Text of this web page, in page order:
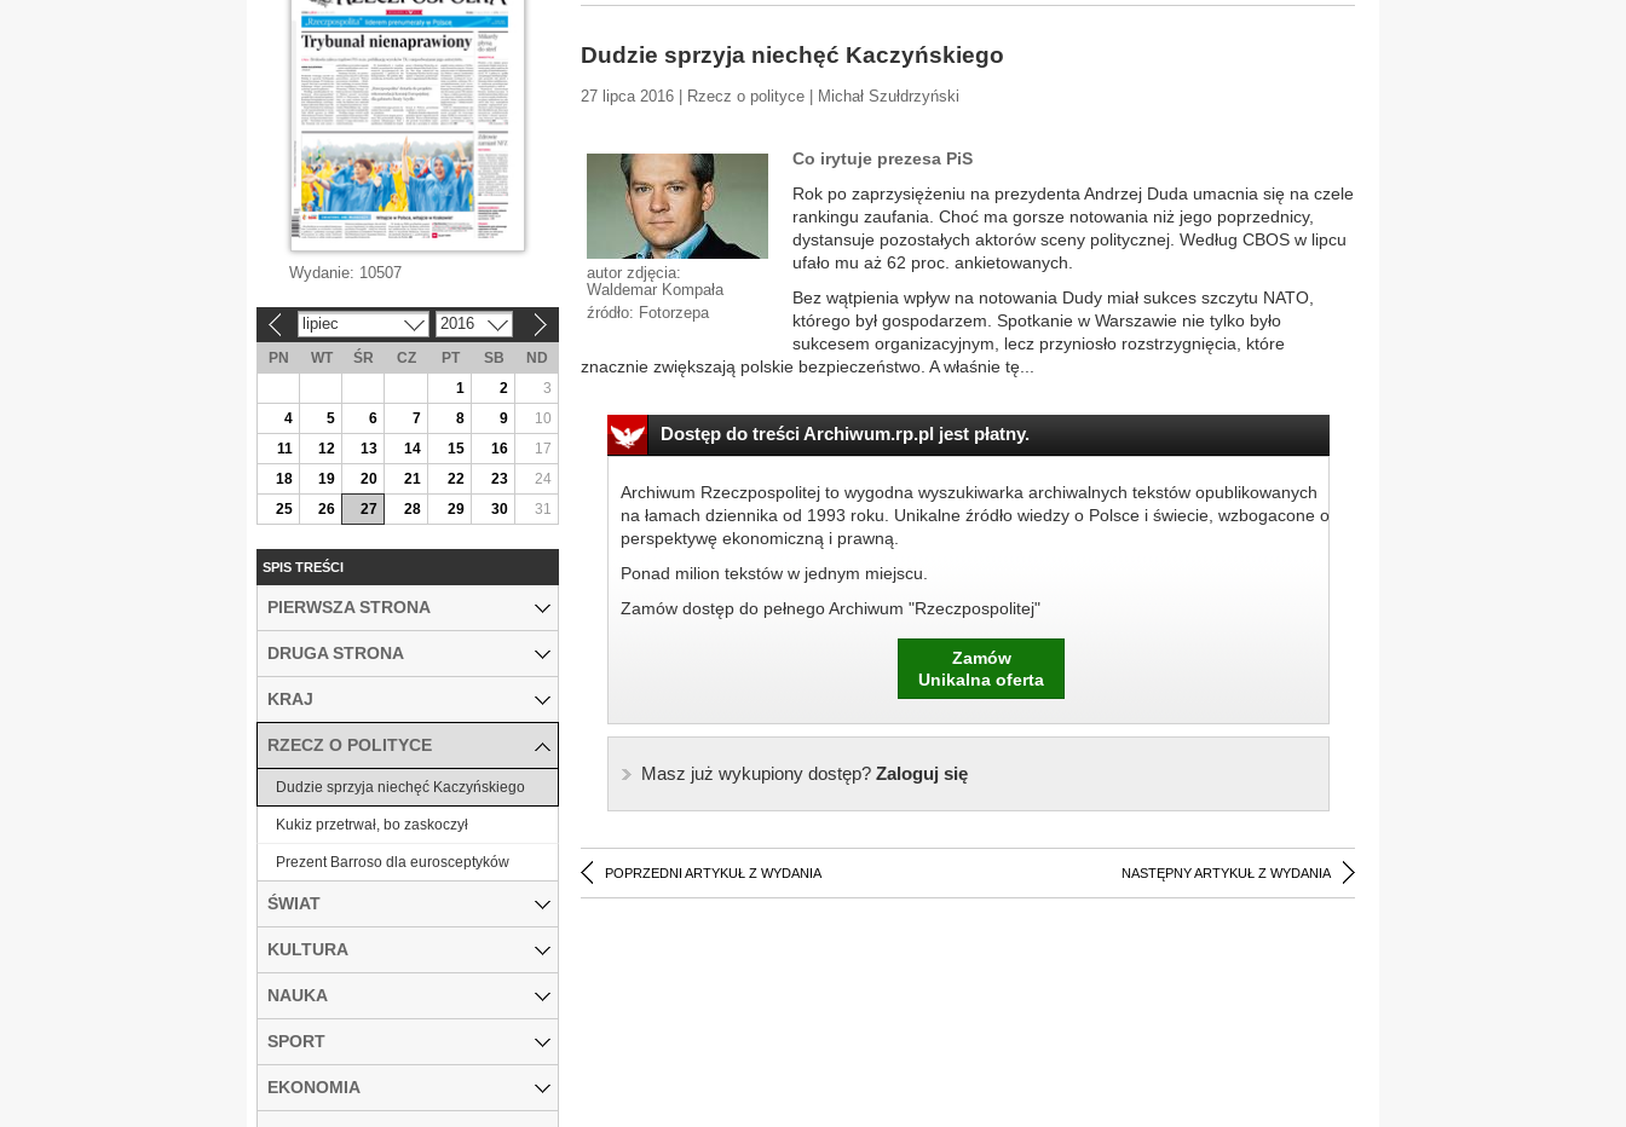
Dudzie sprzyja niechęć Kaczyńskiego
27 lipca 2016 | Rzecz o polityce | Michał Szułdrzyński
autor zdjęcia:
Waldemar Kompała
źródło: Fotorzepa
Co irytuje prezesa PiS
Rok po zaprzysiężeniu na prezydenta Andrzej Duda umacnia się na czele
rankingu zaufania. Choć ma gorsze notowania niż jego poprzednicy,
dystansuje pozostałych aktorów sceny politycznej. Według CBOS w lipcu
ufało mu aż 62 proc. ankietowanych.
Bez wątpienia wpływ na notowania Dudy miał sukces szczytu NATO,
którego był gospodarzem. Spotkanie w Warszawie nie tylko było
sukcesem organizacyjnym, lecz przyniosło rozstrzygnięcia, które
znacznie zwiększają polskie bezpieczeństwo. A właśnie tę...
Dostęp do treści Archiwum.rp.pl jest płatny.
Archiwum Rzeczpospolitej to wygodna wyszukiwarka archiwalnych tekstów opublikowanych
na łamach dziennika od 1993 roku. Unikalne źródło wiedzy o Polsce i świecie, wzbogacone o
perspektywę ekonomiczną i prawną.
Ponad milion tekstów w jednym miejscu.
Zamów dostęp do pełnego Archiwum "Rzeczpospolitej"
Zamów
Unikalna oferta
Masz już wykupiony dostęp?Zaloguj się
POPRZEDNI ARTYKUŁ Z WYDANIA NASTĘPNY ARTYKUŁ Z WYDANIA
Wydanie: 10507
lipiec 2016
PN WT ŚR CZ PT SB
ND
1
2
3
4
5 6 7 8 9
10
11
12 13 14 15 16
17
18
19 20 21 22 23
24
25
26 27 28 29 30 31
SPIS TREŚCI
PIERWSZA STRONA
DRUGA STRONA
KRAJ
RZECZ O POLITYCE
Dudzie sprzyja niechęć Kaczyńskiego
Kukiz przetrwał, bo zaskoczył
Prezent Barroso dla eurosceptyków
ŚWIAT
KULTURA
NAUKA
SPORT
EKONOMIA